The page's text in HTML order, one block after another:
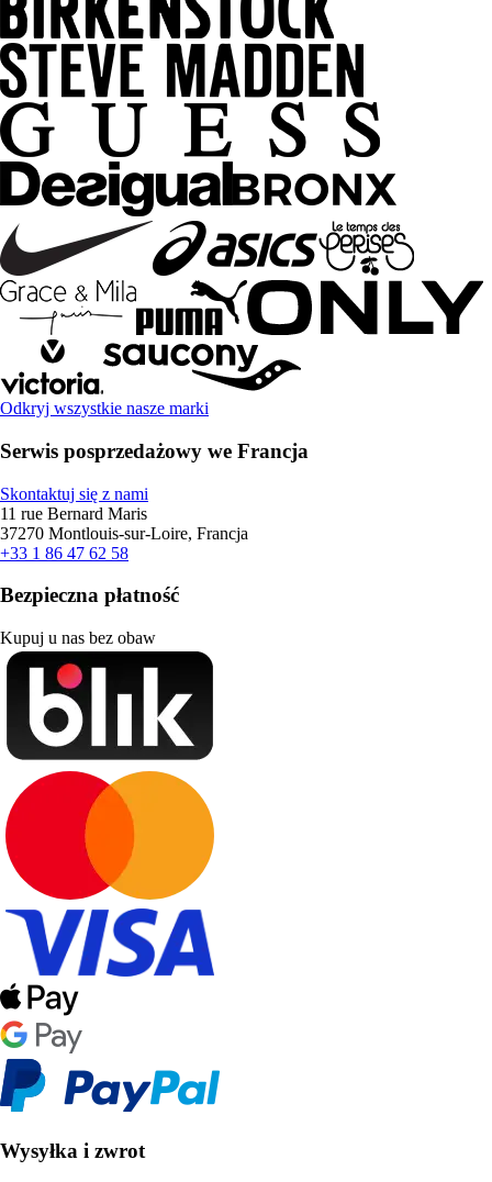
Odkryj wszystkie nasze marki
Serwis posprzedażowy we Francja
Skontaktuj się z nami
11 rue Bernard Maris
37270 Montlouis-sur-Loire, Francja
+33 1 86 47 62 58
Bezpieczna płatność
Kupuj u nas bez obaw
Wysyłka i zwrot